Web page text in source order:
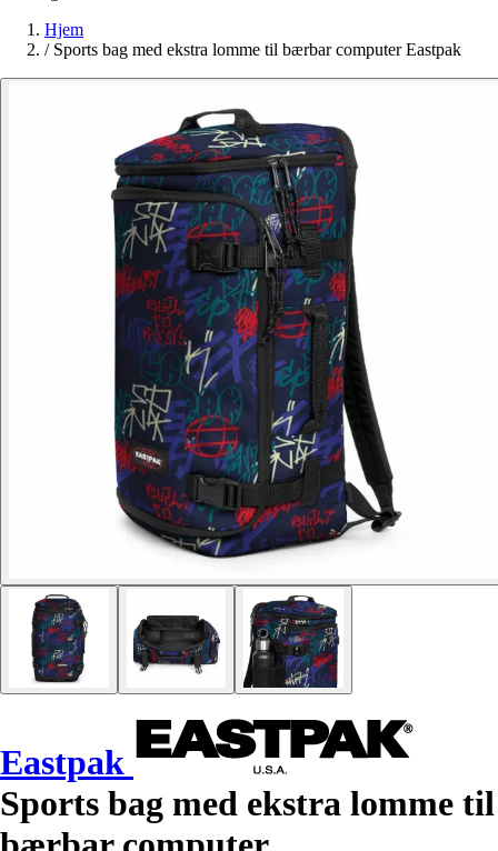
Hjem
/ Sports bag med ekstra lomme til bærbar computer Eastpak
Eastpak
Sports bag med ekstra lomme til